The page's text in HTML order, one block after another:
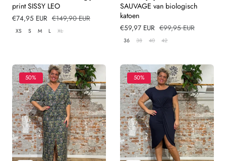
print SISSY LEO
Verkoopprijs
€74,95 EUR Normale
prijs
€149,90 EUR
XS S M L XL
SAUVAGE van biologisch
katoen
Verkoopprijs
€59,97 EUR Normale
prijs
€99,95 EUR
36 38 40 42
50% 50%